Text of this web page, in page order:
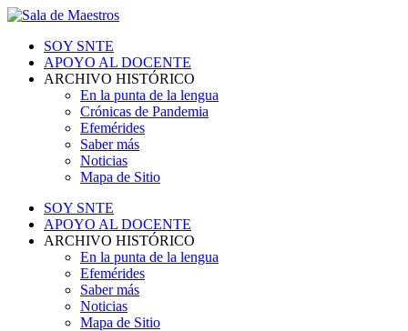
SOY SNTE
APOYO AL DOCENTE
ARCHIVO HISTÓRICO
En la punta de la lengua
Crónicas de Pandemia
Efemérides
Saber más
Noticias
Mapa de Sitio
SOY SNTE
APOYO AL DOCENTE
ARCHIVO HISTÓRICO
En la punta de la lengua
Efemérides
Saber más
Noticias
Mapa de Sitio